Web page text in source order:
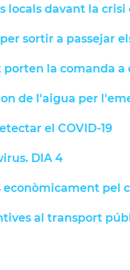
locals davant la crisi
sortir a passejar
porten la comanda
de l'aigua per
el COVID-19
DIA 4
pel
al transport